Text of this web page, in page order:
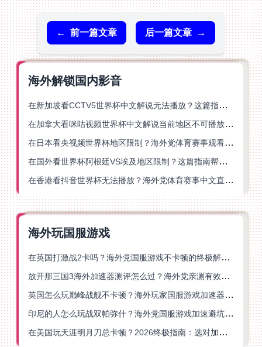
← 前一篇文章 后一篇文章 →
海外解锁国内影音
在新加坡看CCTV5世界杯中文解说无法播放？这篇指南帮你解锁海外体育直播自由
在加拿大看咪咕视频世界杯中文解说当前地区不可播放？这篇指南帮你一键解决
在日本看央视频世界杯地区限制？海外党体育赛事观看终极指南
在国外看世界杯阿根廷VS埃及地区限制？这篇指南帮你搞定中文直播+解说
在香港看抖音世界杯无法播放？海外党体育赛事中文直播终极指南
海外玩国服游戏
在英国打激战2卡吗？海外党国服游戏不卡顿的终极解决方案
放开那三国3海外加速器测评怎么过？海外党亲测有效的国服游戏加速指南
英国怎么玩巅峰战舰不卡顿？海外玩家国服游戏加速器终极指南
印尼的人怎么玩战双帕弥什？海外党国服游戏加速避坑指南
在美国玩天涯明月刀总卡顿？2026终极指南：选对加速器让你丝滑连招